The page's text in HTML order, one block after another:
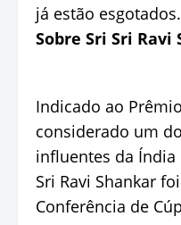
já estão esgotados.
Sobre Sri Sri Ravi
Indicado ao
considerado um
influentes da Índia
Sri Ravi Shankar
Conferência de